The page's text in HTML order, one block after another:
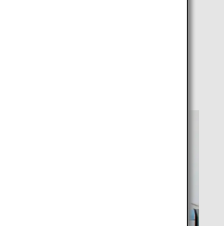
ー係員へお問い合わせください。